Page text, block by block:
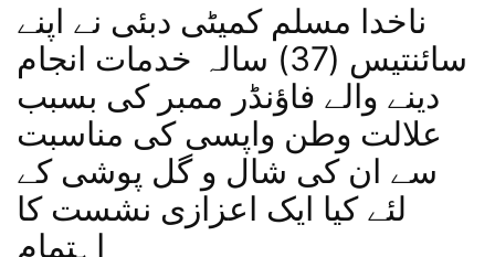
ناخدا مسلم کمیٹی دبئی نے اپنے
سائنتیس (37) سالہ خدمات انجام
دینے والے فاؤنڈر ممبر کی بسبب
علالت وطن واپسی کی مناسبت
سے ان کی شال و گل پوشی کے
لئے کیا ایک اعزازی نشست کا
اہتمام